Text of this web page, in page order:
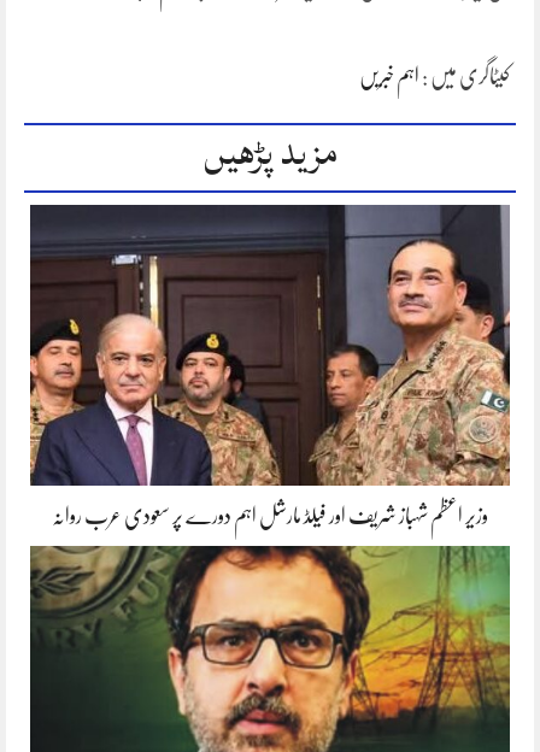
کیٹاگری میں : اہم خبریں
مزید پڑھیں
وزیر اعظم شہباز شریف اور فیلڈ مارشل اہم دورے پر سعودی عرب روانہ